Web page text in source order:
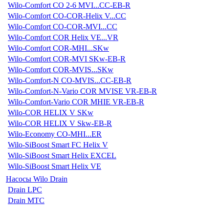
Wilo-Comfort CO 2-6 MVI...CC-EB-R
Wilo-Comfort CO-COR-Helix V...CC
Wilo-Comfort CO-COR-MVI...CC
Wilo-Comfort COR Helix VE...VR
Wilo-Comfort COR-MHI...SKw
Wilo-Comfort COR-MVI SKw-EB-R
Wilo-Comfort COR-MVIS...SKw
Wilo-Comfort-N CO-MVIS...CC-EB-R
Wilo-Comfort-N-Vario COR MVISE VR-EB-R
Wilo-Comfort-Vario COR MHIE VR-EB-R
Wilo-COR HELIX V SKw
Wilo-COR HELIX V Skw-EB-R
Wilo-Economy CO-MHI...ER
Wilo-SiBoost Smart FC Helix V
Wilo-SiBoost Smart Helix EXCEL
Wilo-SiBoost Smart Helix VE
Насосы Wilo Drain
Drain LPC
Drain MTC